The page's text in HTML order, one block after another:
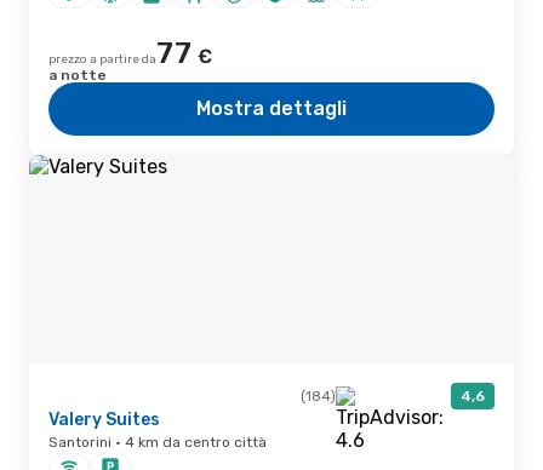
prezzo a partire da77 €
a notte
Mostra dettagli
(184) 4,6
Valery Suites
Santorini · 4 km da centro città